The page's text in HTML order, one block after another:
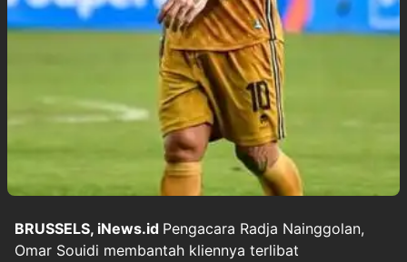
BRUSSELS, iNews.id Pengacara Radja Nainggolan,
Omar Souidi membantah kliennya terlibat